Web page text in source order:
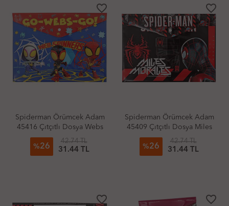
favorite_border
Spiderman Örümcek Adam
45416 Çıtçıtlı Dosya Webs
%26
42.74 TL
31.44 TL
favorite_border
Spiderman Örümcek Adam
45409 Çıtçıtlı Dosya Miles
%26
42.74 TL
31.44 TL
favorite_border favorite_border